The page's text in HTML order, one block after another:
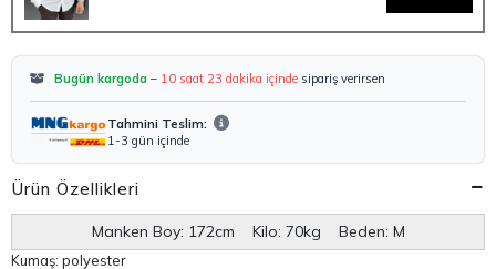
Bugün kargoda – 10 saat 23 dakika içinde sipariş verirsen
Tahmini Teslim:
1-3 gün içinde
Ürün Özellikleri
Manken Boy: 172cm Kilo: 70kg Beden: M
Kumaş: polyester